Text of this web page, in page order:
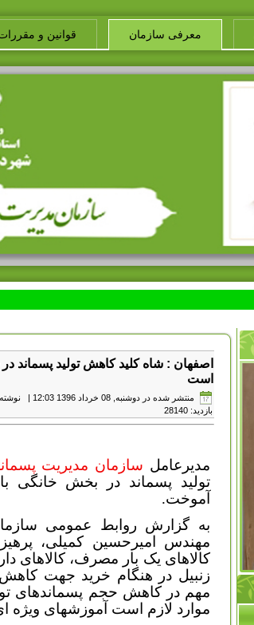
معرفی سازمان قوانین و
اصفهان : شاه کلید کاهش تولید پسماند
است
منتشر شده در دوشنبه, 08 خرداد 1396 12:03 |
بازدید: 28140
مدیرعامل سازمان مدیریت
تولید پسماند در بخش خانگی
آموخت.
به گزارش روابط عمومی
مهندس امیرحسین کمیلی،
کالاهای یک بار مصرف، کالاهای
زنبیل در هنگام خرید جهت
مهم در کاهش حجم پسماندهای
موارد لازم است آموزشهای ویژه